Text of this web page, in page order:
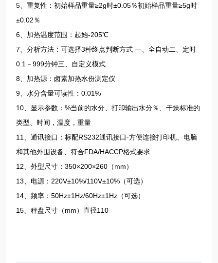
5、重复性：初始样品重量≥2g时±0.05％初始样品重量≥5g时
±0.02％
6、加热温度范围：起始-205℃
7、分析方法：可选择3种终点判断方式 一、全自动二、定时
0.1－999分钟三、自定义模式
8、加热源：卤素加热水份测定仪
9、水分含量可读性：0.01%
10、显示参数：%当前的水分、打印输出水分％、干燥标准的
类型、时间，温度，重量
11、通讯接口：标配RS232通讯接口-方便连接打印机、电脑
和其他外围设备、符合FDA/HACCP格式要求
12、外型尺寸：350×200×260（mm）
13、电源：220V±10%/110V±10%（可选）
14、频率：50Hz±1Hz/60Hz±1Hz（可选）
15、秤盘尺寸（mm）直径110